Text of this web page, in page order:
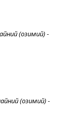
(озимий) -
(озимий) -